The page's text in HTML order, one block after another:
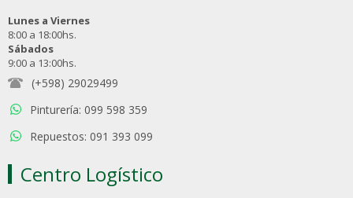
Lunes a Viernes
8:00 a 18:00hs.
Sábados
9:00 a 13:00hs.
(+598) 29029499
Pinturería: 099 598 359
Repuestos: 091 393 099
Centro Logístico